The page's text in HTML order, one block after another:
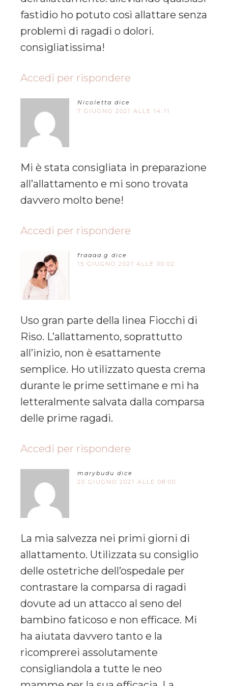
fastidio ho potuto così allattare senza
problemi di ragadi o dolori.
consigliatissima!
Accedi per rispondere
Nicoletta dice
7 GIUGNO 2021 ALLE 14:11
Mi è stata consigliata in preparazione
all’allattamento e mi sono trovata
davvero molto bene!
Accedi per rispondere
fraaaa.g dice
15 GIUGNO 2021 ALLE 00:02
Uso gran parte della linea Fiocchi di
Riso. L’allattamento, soprattutto
all’inizio, non è esattamente
semplice. Ho utilizzato questa crema
durante le prime settimane e mi ha
letteralmente salvata dalla comparsa
delle prime ragadi.
Accedi per rispondere
marybudu dice
20 GIUGNO 2021 ALLE 08:00
La mia salvezza nei primi giorni di
allattamento. Utilizzata su consiglio
delle ostetriche dell’ospedale per
contrastare la comparsa di ragadi
dovute ad un attacco al seno del
bambino faticoso e non efficace. Mi
ha aiutata davvero tanto e la
ricomprerei assolutamente
consigliandola a tutte le neo